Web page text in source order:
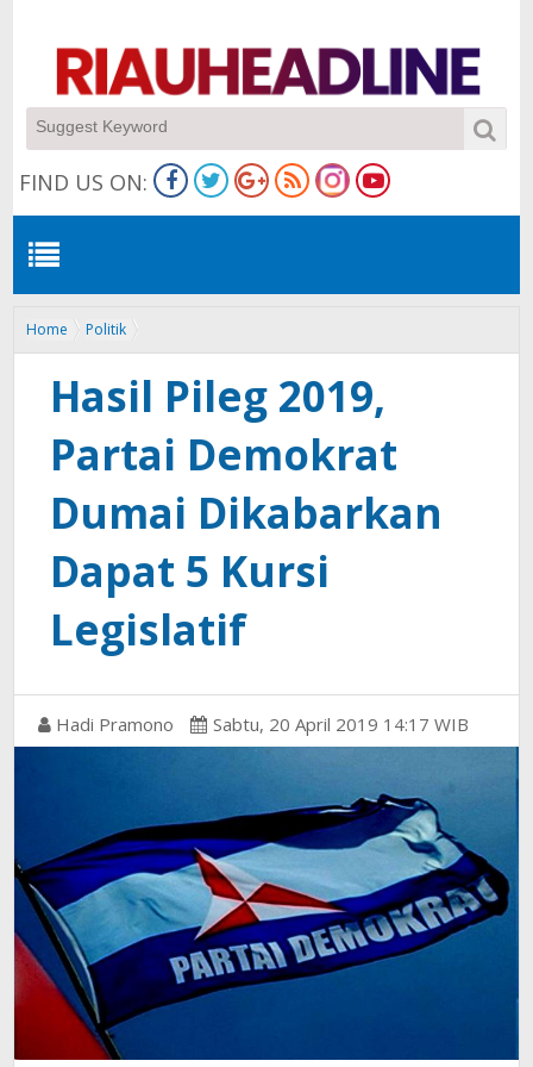
FIND US ON:
Home
Politik
Hasil Pileg 2019, Partai Demokrat Dumai Dikabarkan Dapat 5 Kursi
Hasil Pileg 2019,
Partai Demokrat
Dumai Dikabarkan
Dapat 5 Kursi
Legislatif
Hadi Pramono Sabtu, 20 April 2019 14:17 WIB